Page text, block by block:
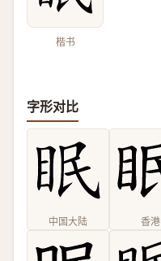
楷书
字形对比
中国大陆 香港